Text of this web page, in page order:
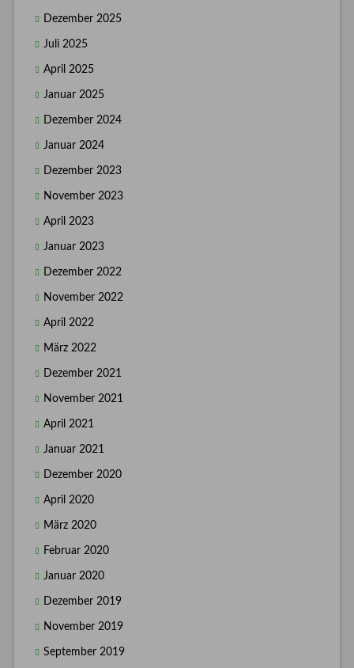
Dezember 2025
Juli 2025
April 2025
Januar 2025
Dezember 2024
Januar 2024
Dezember 2023
November 2023
April 2023
Januar 2023
Dezember 2022
November 2022
April 2022
März 2022
Dezember 2021
November 2021
April 2021
Januar 2021
Dezember 2020
April 2020
März 2020
Februar 2020
Januar 2020
Dezember 2019
November 2019
September 2019